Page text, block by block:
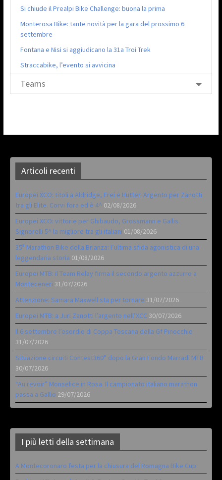
Si chiude il Prealpi Bike Challenge: buona la prima
Monterosa Bike: tante novità per la gara del prossimo 6
settembre
Fontana e Nisi si aggiudicano la 31a Troi Trek
Straccabike, l’evento si avvicina
Teams
Articoli recenti
Europei XCO: titoli a Aldridge, Frei e Hutter. Argento per Zanotti
tra gli Elite. Corvi fora ed è 4^ 02/08/2026
Europei XCO: vittorie per Ghibaudo, Grossmann e Gallis.
Signorelli 5^ la migliore tra gli italiani 01/08/2026
35ª Marathon Bike della Brianza: l’ultima sfida agonistica di una
leggendaria storia 01/08/2026
Europei MTB: il Team Relay firma il secondo argento azzurro a
Monteceneri 31/07/2026
Attenzione: Samara Maxwell sta per tornare 31/07/2026
Europei MTB: a Juri Zanotti l’argento nell’XCC 30/07/2026
Il 6 settembre l’esordio di Coppa Toscana della Gf Pinocchio
31/07/2026
Situazione circuiti Contest360° dopo la Gran Fondo Marradi MTB
30/07/2026
“Au revoir” Monselice in Rosa. Il campionato italiano marathon
passa a Gallio 29/07/2026
I più letti della settimana
A Montecoronaro festa per la chiusura del Romagna Bike Cup